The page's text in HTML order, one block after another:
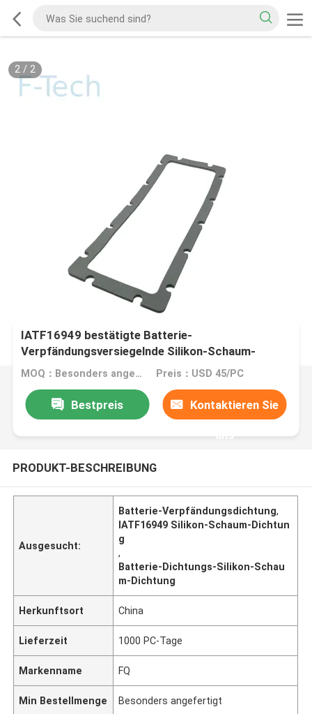
1/ 2
IATF16949 bestätigte Batterie-
Verpfändungsversiegelnde Silikon-Schaum-
Dichtung
MOQ：Besonders angefertigt Preis：USD 45/PC
Bestpreis Kontaktieren Sie
uns
PRODUKT-BESCHREIBUNG
Ausgesucht:
Batterie-Verpfändungsdichtung,
IATF16949 Silikon-Schaum-Dichtun
g
,
Batterie-Dichtungs-Silikon-Schau
m-Dichtung
Herkunftsort China
Lieferzeit 1000 PC-Tage
Markenname FQ
Min Bestellmenge Besonders angefertigt